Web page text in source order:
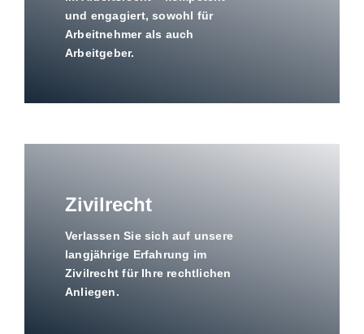
und engagiert, sowohl für
Arbeitnehmer als auch
Arbeitgeber.
Zivilrecht
Verlassen Sie sich auf unsere
langjährige Erfahrung im
Zivilrecht für Ihre rechtlichen
Anliegen.